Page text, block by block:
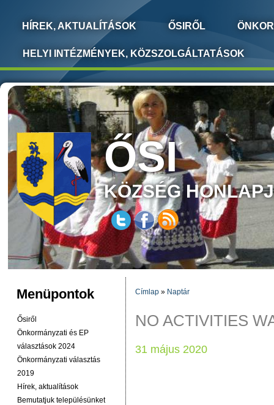
HÍREK, AKTUALÍTÁSOK ŐSIRŐL
HELYI INTÉZMÉNYEK, KÖZSZOLGÁLTATÁSOK
ŐSI
KÖZSÉG
Menüpontok
Ősiről
Önkormányzati és EP
választások 2024
Önkormányzati választás
2019
Hírek, aktualítások
Bemutatjuk településünket
JELENLEGI HELY
Címlap » Naptár
NO ACTIVITIES
31 május 2020